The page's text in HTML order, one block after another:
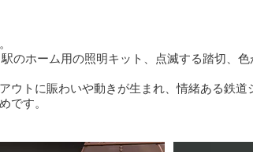
のホーム用の照明キット、点滅する踏切、
トに賑わいや動きが生まれ、情緒ある鉄道
です。